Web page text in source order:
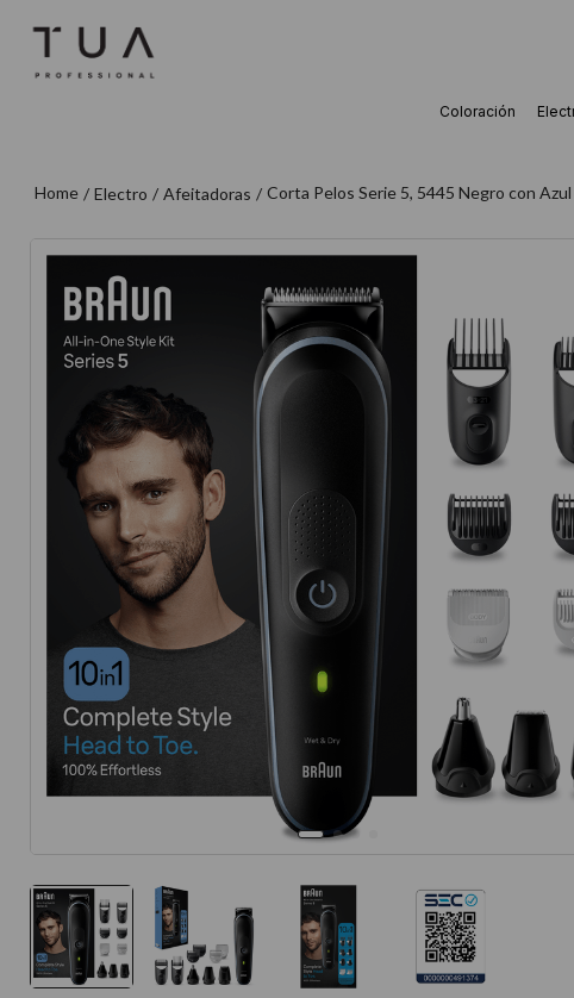
Coloración
Electro Afeitadoras Corta Pelos Serie 5, 5445 Negro con Azul
cepillo
gama
secador
loreal
acondicionador
protector